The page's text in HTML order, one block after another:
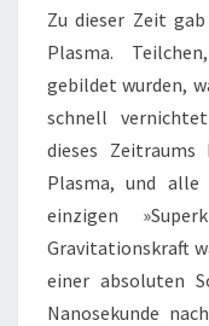
Zu dieser Zeit
Plasma.
gebildet wurden,
schnell
dieses Zeitraums
Plasma, und
einzigen
Gravitationskraft
einer absoluten
Nanosekunde